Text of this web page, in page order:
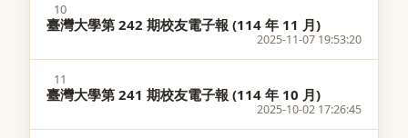
10
臺灣大學第 242 期校友電子報 (114 年 11 月)
2025-11-07 19:53:20
11
臺灣大學第 241 期校友電子報 (114 年 10 月)
2025-10-02 17:26:45